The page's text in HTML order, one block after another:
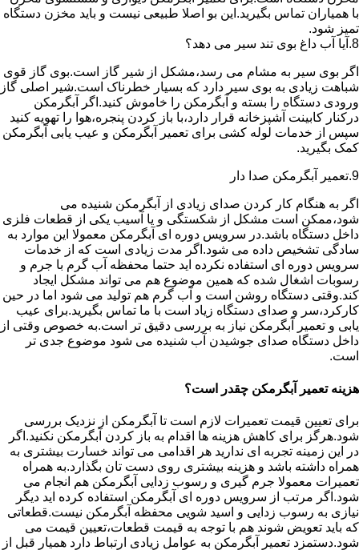
با همیاران تماس بگیرید.این بو اصلا طبیعی نیست و باید مخزن دستگاه
تمیز شود.
8.آیا آب داغ بوی تند سیر می دهد؟
اگر بوی سیر به مشام می رسد،مشکل از شیر گاز است.بوی گاز قوی
شباهت زیادی به بوی سیر دارد که بسیار خطرناک است.شیر اصلی گاز
ورودی دستگاه را بسته و آبگرمکن را خاموش کنید.اگر آبگرمکن
درکنار کابینت آشپزخانه قرار دارد،با باز کردن پنجره،هوا را تهویه کنید
سپس از خدمات لوله کشی برای تعمیر آبگرمکن و عیب یابی آبگرمکن
کمک بگیرید.
9.تعمیر آبگرمکن صدا دار
اگر به هنگام کار کردن صدای زیادی از آبگرمکن شنیده می
شود،ممکن است مشکل از شکستگی و یا آسیب یکی از قطعات فلزی
داخل دستگاه باشد.در سرویس دوره ای آبگرمکن معمولا این موارد به
سادگی تشخیص داده می شود.اگر مدت زیادی است که از خدمات
سرویس دوره ای استفاده نکرده اید حتما محفظه آب گرم با جرم و
رسوبات اشغال شده که همین موضوع هم می تواند مشکل ایجاد
کند.وقتی دستگاه روشن است و آب گرم هم تولید می شود اما در حین
کارکرد،سر و صدای دستگاه زیاد است با ما تماس بگیرید.برای عیب
یابی و تعمیر آبگرمکن نیاز به بررسی دقیق تر است.به خصوص وقتی از
داخل دستگاه صدای جوشیدن آب شنیده می شود موضوع جدی تر
است.
هزینه تعمیر آبگرمکن چقدر است؟
برای تعیین قیمت تعمیرات لازم است تا آبگرمکن از نزدیک بررسی
شود.هرگز برای کاهش هزینه ها اقدام به باز کردن آبگرمکن نکنید.اگر
در این زمینه تجربه ای ندارید هر اقدامی می تواند خسارت بیشتری به
همراه داشته باشد و هزینه بیشتری روی دست تان بگذارد.به همراه
تعمیرات معمولا جرم گیری و رسوب زدایی آبگرمکن هم انجام می
شود.اگر مرتب از سرویس دوره ای آبگرمکن استفاده کرده اید دیگر
نیازی به رسوب زدایی و اسید شویی محفظه آبگرمکن نیست.قطعاتی
که باید تعویض شوند هم با توجه به قیمت قطعات،تعیین قیمت می
شود.دستمزد تعمیر آبگرمکن به عوامل زیادی ارتباط دارد همیار قبل از